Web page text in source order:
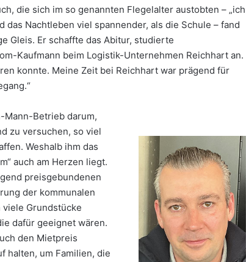
die sich im so genannten Flegelalter austobten – „ich
das Nachtleben viel spannender, als die Schule – fand
Gleis. Er schaffte das Abitur, studierte
Kaufmann beim Logistik-Unternehmen Reichhart an.
konnte. Meine Zeit bei Reichhart war prägend für
Mann-Betrieb darum,
zu versuchen, so viel
Weshalb ihm das
auch am Herzen liegt.
preisgebundenen
der kommunalen
viele Grundstücke
dafür geeignet wären.
den Mietpreis
halten, um Familien, die